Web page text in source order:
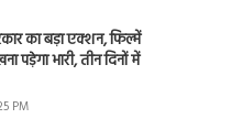
का बड़ा एक्शन, फिल्में
पड़ेगा भारी, तीन दिनों में
PM